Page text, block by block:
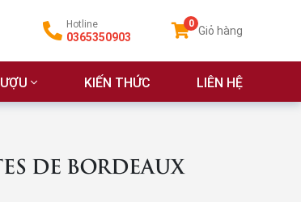
Hotline
0365350903
0 Giỏ hàng
KIẾN THỨC LIÊN HỆ
DE BORDEAUX